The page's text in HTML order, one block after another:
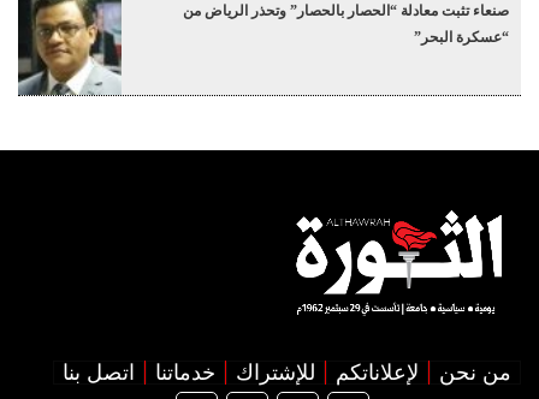
صنعاء تثبت معادلة “الحصار بالحصار” وتحذر الرياض من
“عسكرة البحر”
من نحن لإعلاناتكم للإشتراك خدماتنا اتصل بنا